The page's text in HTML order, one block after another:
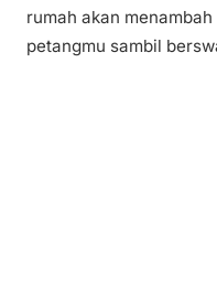
rumah akan
petangmu sambil